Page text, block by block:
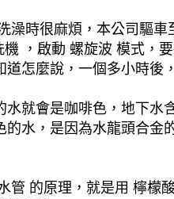
澡時很麻煩，本公司驅
，啟動 螺旋波 模式，
怎麼說，一個多小時後
就會是咖啡色，地下
水，是因為水龍頭合
的原理，就是用 檸